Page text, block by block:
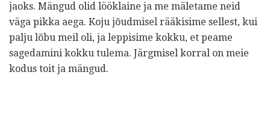
jaoks. Mängud olid lööklaine ja me mäletame neid
väga pikka aega. Koju jõudmisel rääkisime sellest, kui
palju lõbu meil oli, ja leppisime kokku, et peame
sagedamini kokku tulema. Järgmisel korral on meie
kodus toit ja mängud.